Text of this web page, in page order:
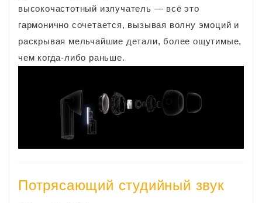
высокочастотный излучатель — всё это
гармонично сочетается, вызывая волну эмоций и
раскрывая мельчайшие детали, более ощутимые,
чем когда-либо раньше.
Потрясающий студийный звук